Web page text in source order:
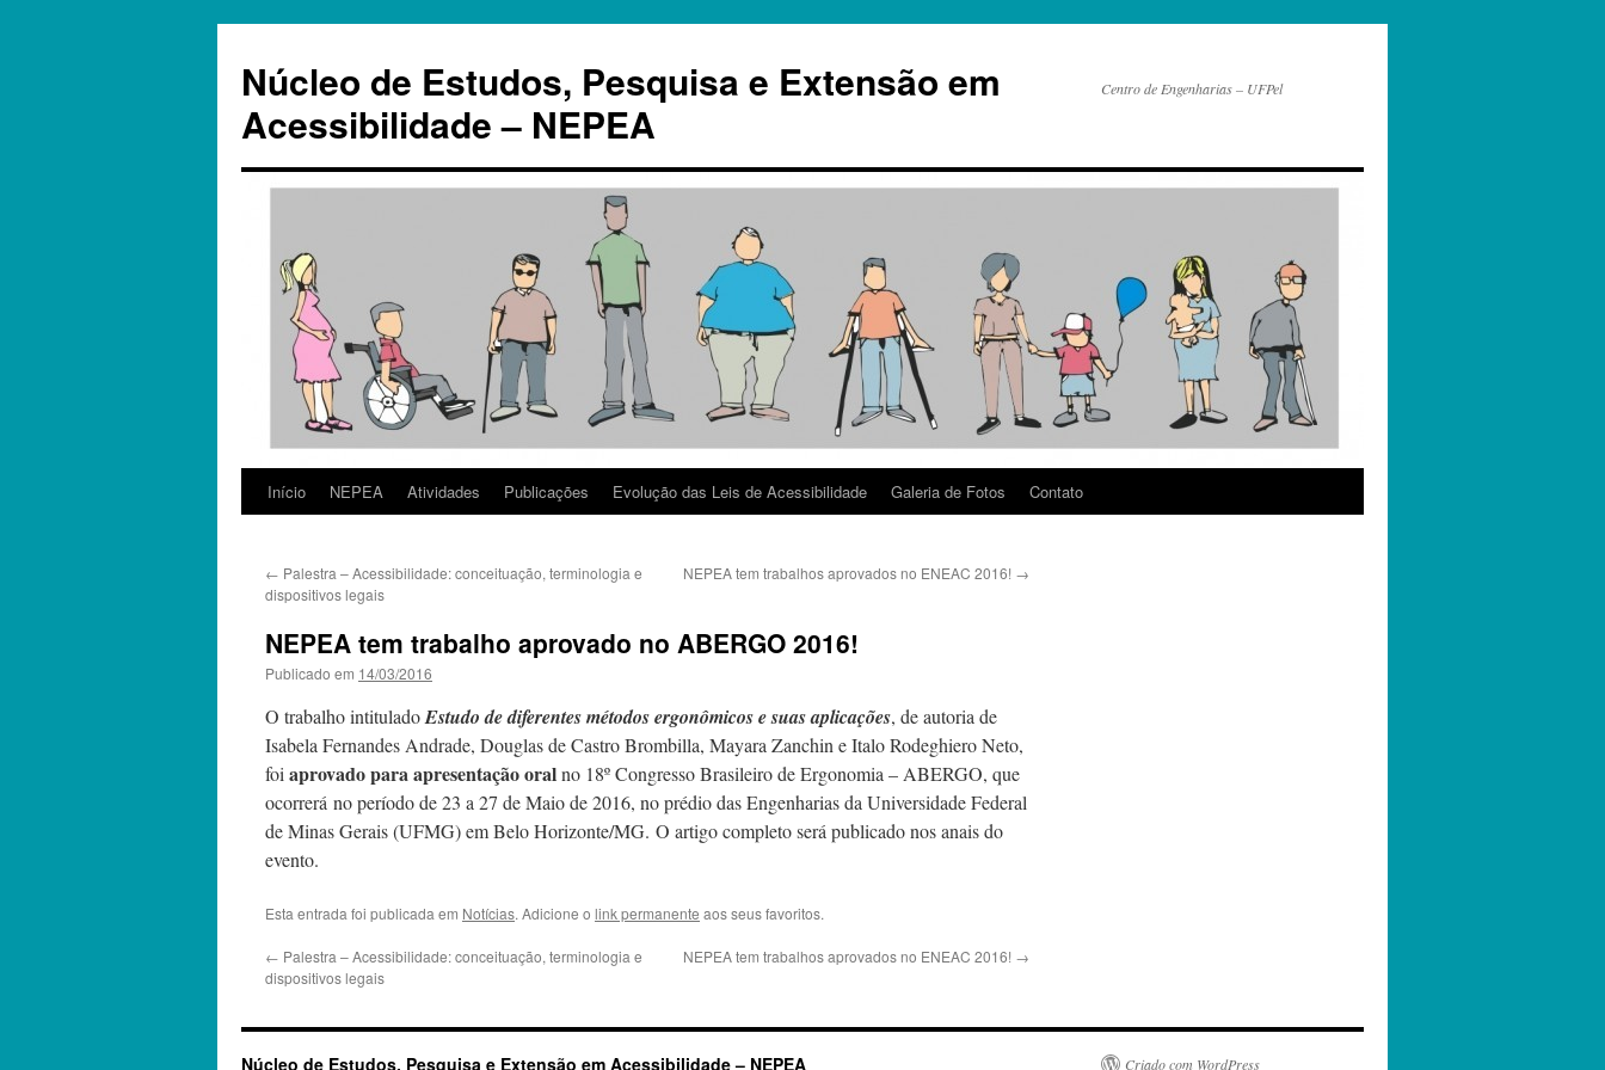
conteúdo
Núcleo de Estudos, Pesquisa e Extensão em
Acessibilidade – NEPEA
Centro de Engenharias – UFPel
Início NEPEA Atividades Publicações Evolução das Leis de Acessibilidade Galeria de Fotos Contato
← Palestra – Acessibilidade: conceituação, terminologia e
dispositivos legais
NEPEA tem trabalhos aprovados no ENEAC 2016! →
NEPEA tem trabalho aprovado no ABERGO 2016!
Publicado em 14/03/2016
O trabalho intituladoEstudo de diferentes métodos ergonômicos e suas aplicações, de autoria de
Isabela Fernandes Andrade, Douglas de Castro Brombilla, Mayara Zanchin e Italo Rodeghiero Neto,
foi aprovado para apresentação oralno 18º Congresso Brasileiro de Ergonomia – ABERGO, que
ocorrerá no período de 23 a 27 de Maio de 2016, no prédio das Engenharias da Universidade Federal
de Minas Gerais (UFMG) em Belo Horizonte/MG. O artigo completo será publicado nos anais do
evento.
Esta entrada foi publicada em Notícias. Adicione o link permanente aos seus favoritos.
← Palestra – Acessibilidade: conceituação, terminologia e
dispositivos legais
NEPEA tem trabalhos aprovados no ENEAC 2016! →
Núcleo de Estudos, Pesquisa e Extensão em Acessibilidade – NEPEA Criado com WordPress